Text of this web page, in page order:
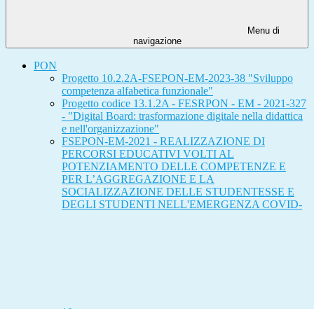
Menu di
navigazione
PON
Progetto 10.2.2A-FSEPON-EM-2023-38 "Sviluppo
competenza alfabetica funzionale"
Progetto codice 13.1.2A - FESRPON - EM - 2021-327
- "Digital Board: trasformazione digitale nella didattica
e nell'organizzazione"
FSEPON-EM-2021 - REALIZZAZIONE DI
PERCORSI EDUCATIVI VOLTI AL
POTENZIAMENTO DELLE COMPETENZE E
PER L’AGGREGAZIONE E LA
SOCIALIZZAZIONE DELLE STUDENTESSE E
DEGLI STUDENTI NELL'EMERGENZA COVID-